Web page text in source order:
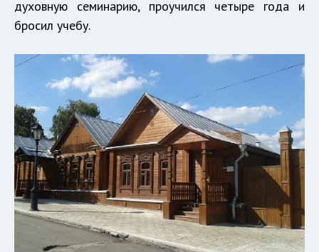
духовную семинарию, проучился четыре года и
бросил учебу.